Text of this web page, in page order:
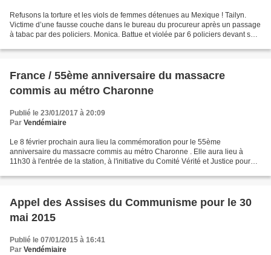
Refusons la torture et les viols de femmes détenues au Mexique ! Tailyn.
Victime d’une fausse couche dans le bureau du procureur après un passage
à tabac par des policiers. Monica. Battue et violée par 6 policiers devant son
France / 55ème anniversaire du massacre
commis au métro Charonne
Publié le 23/01/2017 à 20:09
Par Vendémiaire
Le 8 février prochain aura lieu la commémoration pour le 55ème
anniversaire du massacre commis au métro Charonne . Elle aura lieu à
11h30 à l'entrée de la station, à l'initiative du Comité Vérité et Justice pour
Appel des Assises du Communisme pour le 30
mai 2015
Publié le 07/01/2015 à 16:41
Par Vendémiaire